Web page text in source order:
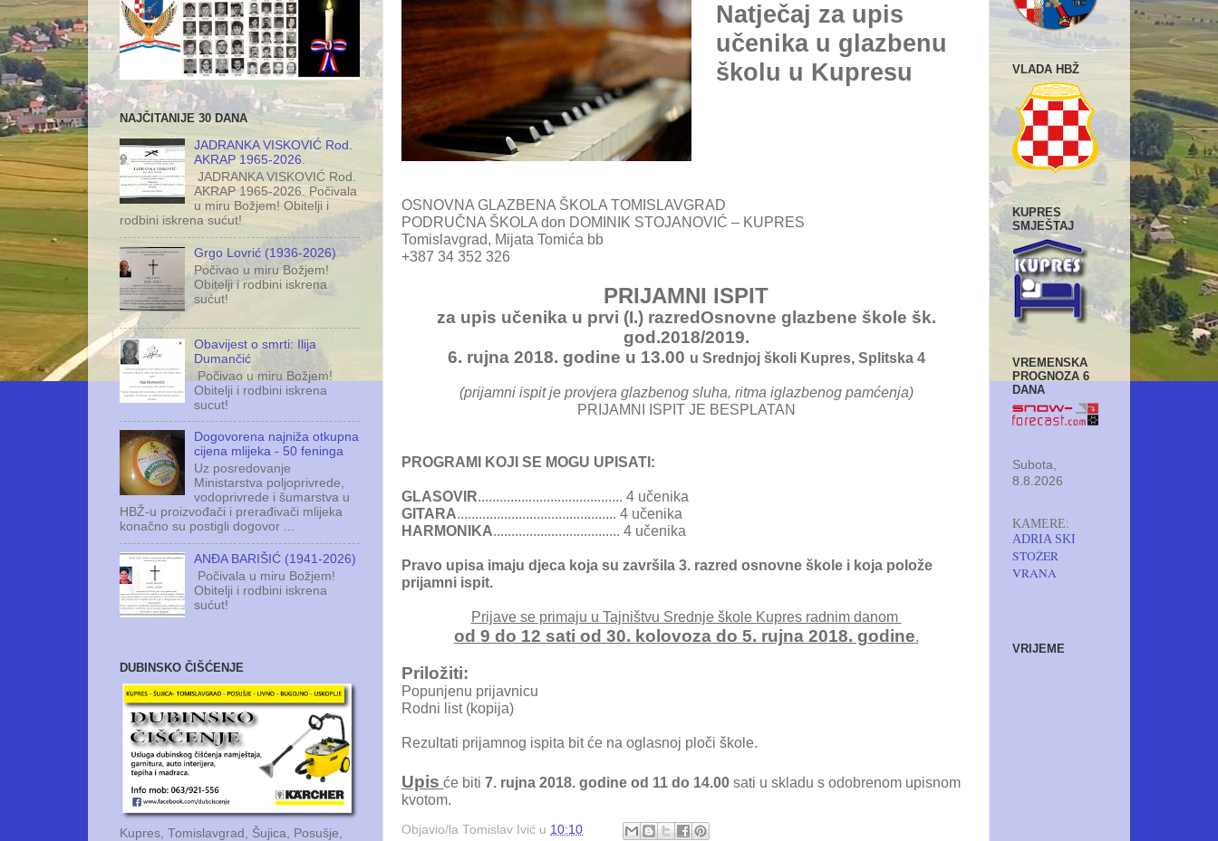
Natječaj za upis
učenika u glazbenu
školu u Kupresu
OSNOVNA GLAZBENA ŠKOLA TOMISLAVGRAD
PODRUČNA ŠKOLA don DOMINIK STOJANOVIĆ – KUPRES
Tomislavgrad, Mijata Tomića bb
+387 34 352 326
PRIJAMNI ISPIT
za upis učenika u prvi (I.) razredOsnovne glazbene škole šk.
god.2018/2019.
6. rujna 2018. godine u 13.00 u Srednjoj školi Kupres, Splitska 4
(prijamni ispit je provjera glazbenog sluha, ritma iglazbenog pamćenja)
PRIJAMNI ISPIT JE BESPLATAN
PROGRAMI KOJI SE MOGU UPISATI:
GLASOVIR........................................ 4 učenika
GITARA............................................ 4 učenika
HARMONIKA................................... 4 učenika
Pravo upisa imaju djeca koja su završila 3. razred osnovne škole i koja polože
prijamni ispit.
Prijave se primaju u Tajništvu Srednje škole Kupres radnim danom
od 9 do 12 sati od 30. kolovoza do 5. rujna 2018. godine.
Priložiti:
Popunjenu prijavnicu
Rodni list (kopija)
Rezultati prijamnog ispita bit će na oglasnoj ploči škole.
Upis će biti 7. rujna 2018. godine od 11 do 14.00 sati u skladu s odobrenom upisnom
kvotom.
Objavio/la Tomislav Ivić u 10:10
NAJČITANIJE 30 DANA
JADRANKA VISKOVIĆ Rod.
AKRAP 1965-2026.
JADRANKA VISKOVIĆ Rod.
AKRAP 1965-2026. Počivala
u miru Božjem! Obitelji i
rodbini iskrena sućut!
Grgo Lovrić (1936-2026)
Počivao u miru Božjem!
Obitelji i rodbini iskrena
sućut!
Obavijest o smrti: Ilija
Dumančić
Počivao u miru Božjem!
Obitelji i rodbini iskrena
sucut!
Dogovorena najniža otkupna
cijena mlijeka - 50 feninga
Uz posredovanje
Ministarstva poljoprivrede,
vodoprivrede i šumarstva u
HBŽ-u proizvođači i prerađivači mlijeka
konačno su postigli dogovor ...
ANĐA BARIŠIĆ (1941-2026)
Počivala u miru Božjem!
Obitelji i rodbini iskrena
sućut!
DUBINSKO ČIŠĆENJE
Kupres, Tomislavgrad, Šujica, Posušje,
VLADA HBŽ
KUPRES
SMJEŠTAJ
VREMENSKA
PROGNOZA 6
DANA
Subota,
8.8.2026
KAMERE:
ADRIA SKI
STOŽER
VRANA
VRIJEME